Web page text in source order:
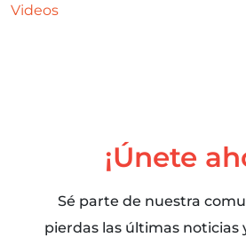
Videos
¡Únete
Sé parte de nuestra
pierdas las últimas noticias